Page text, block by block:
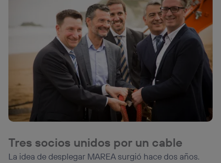
Tres socios unidos por un cable
La idea de desplegar MAREA surgió hace dos años.